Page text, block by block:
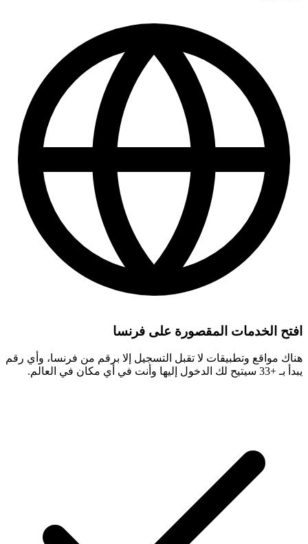
افتح الخدمات المقصورة على فرنسا
هناك مواقع وتطبيقات لا تقبل التسجيل إلا برقم من فرنسا، وأي رقم
يبدأ بـ +33 سيتيح لك الدخول إليها وأنت في أي مكان في العالم.